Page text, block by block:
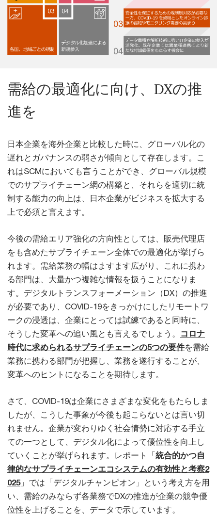
需給の最適化に向け、DXの推
進を
日本企業を海外企業と比較した時に、グローバル化の
遅れとガバナンスの弱さが傾向として存在します。こ
れはSCMにおいても言うことができ、グローバル規模
でのサプライチェーン網の構築と、それらを適切に統
制する能力の向上は、日本企業がビジネスを拡大する
上で必須と言えます。
今後の需給エリア強化の方向性としては、販売代理店
をも含めたサプライチェーン全体での最適化が挙げら
れます。需給業務の幅はますます広がり、これに携わ
る部門は、大量かつ複雑な情報を扱うことになりま
す。デジタルトランスフォーメーション（DX）の推進
が必要であり、COVID-19をきっかけにしたリモートワ
ークの浸透は、企業にとっては試練であると同時に、
そうした変革への追い風とも言えるでしょう。 コロナ
時代に求められるサプライチェーンの5つの要件を需給
業務に携わる部門が把握し、業務を遂行することが、
変革へのヒントになることを期待します。
さて、COVID-19は企業にさまざまな変化をもたらしま
したが、こうした事象が今後も起こらないとは言い切
れません。企業が変わりゆく社会情勢に対応する手立
ての一つとして、デジタル化によって優位性を向上し
ていくことが挙げられます。レポート「 統合的かつ自
律的なサプライチェーンエコシステムの有効性と考察2
025」では「デジタルチャンピオン」という考え方を用
い、需給のみならず各業務でDXの推進が企業の競争優
位性を上げることを、データで示しています。